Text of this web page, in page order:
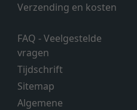
Verzending en kosten
FAQ - Veelgestelde
vragen
Tijdschrift
Sitemap
Algemene